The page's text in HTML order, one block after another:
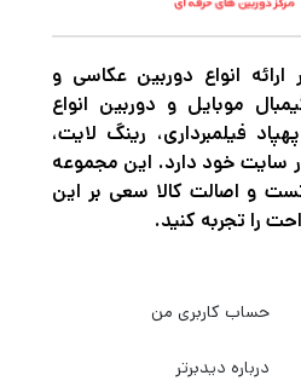
و فیلمبرداری مشغول به
این که بتوانید عکس
خلق کنید و بهترین نوع
کنید نیاز به دوربین‌های
و فیلمبرداری دارید.
دوربین عکاسی و
و هر نوع تجهیزات آتلیه را
خریداری کنید به
ارائه انواع دوربین عکاسی و
موبایل و دوربین انواع
فیلمبرداری، رینگ لایت،
در سایت خود دارد. این مجموعه
و اصالت کالا سعی بر این
را تجربه کنید.
حساب کاربری من
درباره دیدبرتر